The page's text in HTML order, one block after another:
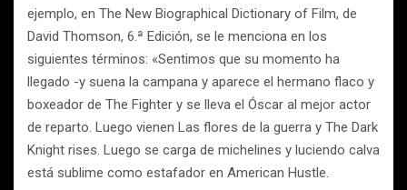
ejemplo, en The New Biographical Dictionary of Film, de
David Thomson, 6.ª Edición, se le menciona en los
siguientes términos: «Sentimos que su momento ha
llegado -y suena la campana y aparece el hermano flaco y
boxeador de The Fighter y se lleva el Óscar al mejor actor
de reparto. Luego vienen Las flores de la guerra y The Dark
Knight rises. Luego se carga de michelines y luciendo calva
está sublime como estafador en American Hustle.